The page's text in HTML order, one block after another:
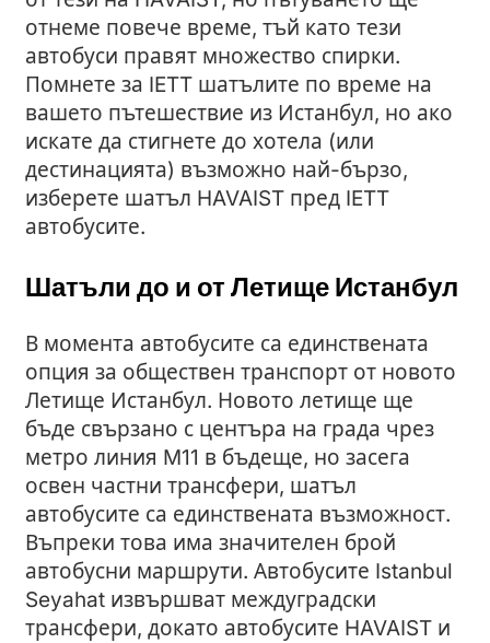
отнеме повече време, тъй като тези
автобуси правят множество спирки.
Помнете за IETT шатълите по време на
вашето пътешествие из Истанбул, но ако
искате да стигнете до хотела (или
дестинацията) възможно най-бързо,
изберете шатъл HAVAIST пред IETT
автобусите.
Шатъли до и от Летище Истанбул
В момента автобусите са единствената
опция за обществен транспорт от новото
Летище Истанбул. Новото летище ще
бъде свързано с центъра на града чрез
метро линия M11 в бъдеще, но засега
освен частни трансфери, шатъл
автобусите са единствената възможност.
Въпреки това има значителен брой
автобусни маршрути. Автобусите Istanbul
Seyahat извършват междуградски
трансфери, докато автобусите HAVAIST и